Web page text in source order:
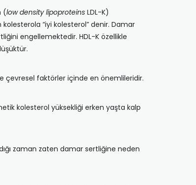
(low density lipoproteins LDL-K)
kolesterola “iyi kolesterol” denir. Damar
engellemektedir. HDL-K özellikle
çevresel faktörler içinde en önemlileridir.
kolesterol yüksekliği erken yaşta kalp
zaman zaten damar sertliğine neden